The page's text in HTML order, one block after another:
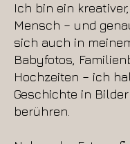
Ich bin ein
Mensch – und
sich auch in
Babyfotos,
Hochzeiten – ich
Geschichte in
berühren.